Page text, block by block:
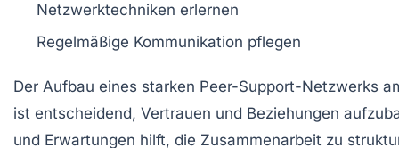
Netzwerktechniken erlernen
Regelmäßige Kommunikation pflegen
Der Aufbau eines starken Peer-Support-Netzwerks
ist entscheidend, Vertrauen und Beziehungen
und Erwartungen hilft, die Zusammenarbeit zu